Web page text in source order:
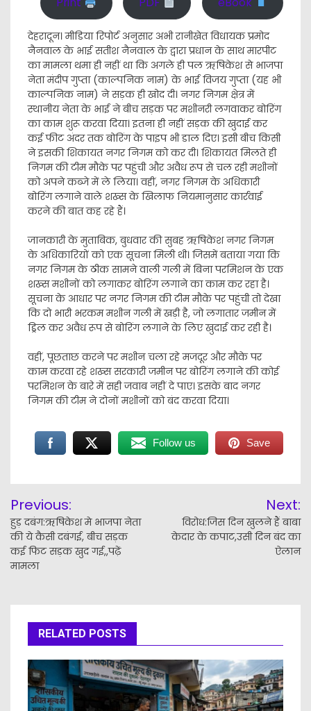
देहरादून। मीडिया रिपोर्ट अनुसार अभी रानीखेत विधायक प्रमोद
नैनवाल के भाई सतीश नैनवाल के द्वारा प्रधान के साथ मारपीट
का मामला थमा ही नहीं था कि अगले ही पल ऋषिकेश से भाजपा
नेता मंदीप गुप्ता (काल्पनिक नाम) के भाई विजय गुप्ता (यह भी
काल्पनिक नाम) ने सड़क ही खोद दी। नगर निगम क्षेत्र में
स्थानीय नेता के भाई ने बीच सड़क पर मशीनरी लगवाकर बोरिंग
का काम शुरू करवा दिया। इतना ही नहीं सड़क की खुदाई कर
कई फीट अंदर तक बोरिंग के पाइप भी डाल दिए। इसी बीच किसी
ने इसकी शिकायत नगर निगम को कर दी। शिकायत मिलते ही
निगम की टीम मौके पर पहुंची और अवैध रूप से चल रही मशीनों
को अपने कब्जे में ले लिया। वहीं, नगर निगम के अधिकारी
बोरिंग लगाने वाले शख्स के खिलाफ नियमानुसार कार्रवाई
करने की बात कह रहे हैं।
जानकारी के मुताबिक, बुधवार की सुबह ऋषिकेश नगर निगम
के अधिकारियों को एक सूचना मिली थी। जिसमें बताया गया कि
नगर निगम के ठीक सामने वाली गली में बिना परमिशन के एक
शख्स मशीनों को लगाकर बोरिंग लगाने का काम कर रहा है।
सूचना के आधार पर नगर निगम की टीम मौके पर पहुंची तो देखा
कि दो भारी भरकम मशीन गली में खड़ी है, जो लगातार जमीन में
ड्रिल कर अवैध रूप से बोरिंग लगाने के लिए खुदाई कर रही है।
वहीं, पूछताछ करने पर मशीन चला रहे मजदूर और मौके पर
काम करवा रहे शख्स सरकारी जमीन पर बोरिंग लगाने की कोई
परमिशन के बारे में सही जवाब नहीं दे पाए। इसके बाद नगर
निगम की टीम ने दोनों मशीनों को बंद करवा दिया।
Follow us Save
navigation
Previous:
हुड़ दबंग:ऋषिकेश मे भाजपा नेता
की ये कैसी दबंगई, बीच सड़क
कई फिट सड़क खुद गई,,पढ़ें
मामला
Next:
विरोध:जिस दिन खुलने हैं बाबा
केदार के कपाट,उसी दिन बंद का
ऐलान
RELATED POSTS